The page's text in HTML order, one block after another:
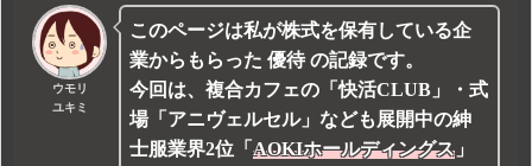
ウモリ
ユキミ
このページは私が株式を保有している企
業からもらった優待の記録です。
今回は、複合カフェの「快活CLUB」・式
場「アニヴェルセル」なども展開中の紳
士服業界2位 「AOKIホールディングス 」